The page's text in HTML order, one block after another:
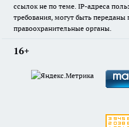
ссылок не по теме. IP-адреса
требования, могут быть
правоохранительные органы.
16+